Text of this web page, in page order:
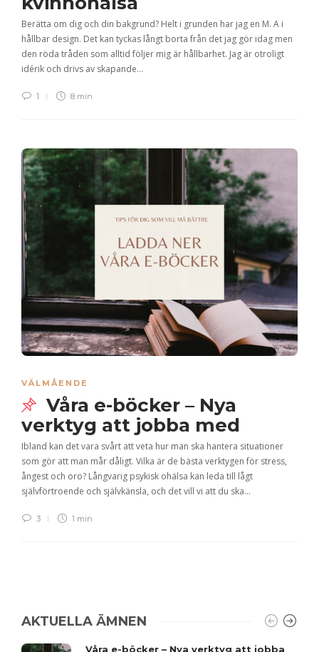
Berätta om dig och din bakgrund? Helt i grunden har jag en M. A i
hållbar design. Det kan tyckas långt borta från det jag gör idag men
den röda tråden som alltid följer mig är hållbarhet. Jag är otroligt
idérik och drivs av skapande…
1 8 min
VÄLMÅENDE
Våra e-böcker – Nya
verktyg att jobba med
Ibland kan det vara svårt att veta hur man ska hantera situationer
som gör att man mår dåligt. Vilka är de bästa verktygen för stress,
ångest och oro? Långvarig psykisk ohälsa kan leda till lågt
självförtroende och självkänsla, och det vill vi att du ska…
3 1 min
AKTUELLA ÄMNEN
Våra e-böcker – Nya verktyg att jobba